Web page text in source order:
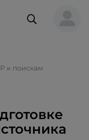
к поискам